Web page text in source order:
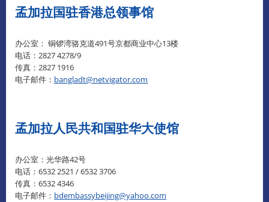
孟加拉国驻香港总领事馆
办公室： 铜锣湾骆克道491号京都商业中心13楼
电话：2827 4278/9
传真：2827 1916
电子邮件： bangladt@netvigator.com
孟加拉人民共和国驻华大使馆
办公室：光华路42号
电话：6532 2521 / 6532 3706
传真：6532 4346
电子邮件： bdembassybeijing@yahoo.com